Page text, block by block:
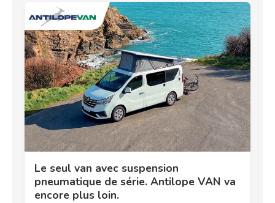
Le seul van avec suspension
pneumatique de série. Antilope VAN va
encore plus loin.